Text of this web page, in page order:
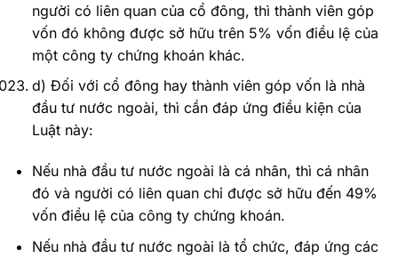
người có liên quan của cổ đông, thì thành viên góp
vốn đó không được sở hữu trên 5% vốn điều lệ của
một công ty chứng khoán khác.
d) Đối với cổ đông hay thành viên góp vốn là nhà
đầu tư nước ngoài, thì cần đáp ứng điều kiện của
Luật này:
Nếu nhà đầu tư nước ngoài là cá nhân, thì cá nhân
đó và người có liên quan chỉ được sở hữu đến 49%
vốn điều lệ của công ty chứng khoán.
Nếu nhà đầu tư nước ngoài là tổ chức, đáp ứng các